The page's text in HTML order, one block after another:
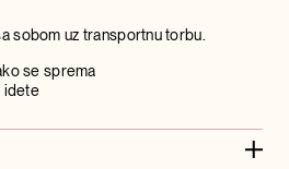
sobom uz transportnu torbu.
se sprema
idete